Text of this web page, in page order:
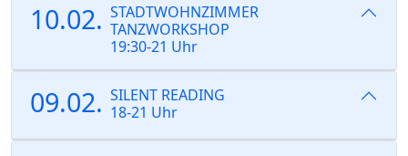
10.02. STADTWOHNZIMMER
TANZWORKSHOP
19:30-21 Uhr
09.02. SILENT READING
18-21 Uhr